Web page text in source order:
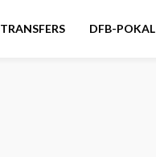
TRANSFERS DFB-POKAL